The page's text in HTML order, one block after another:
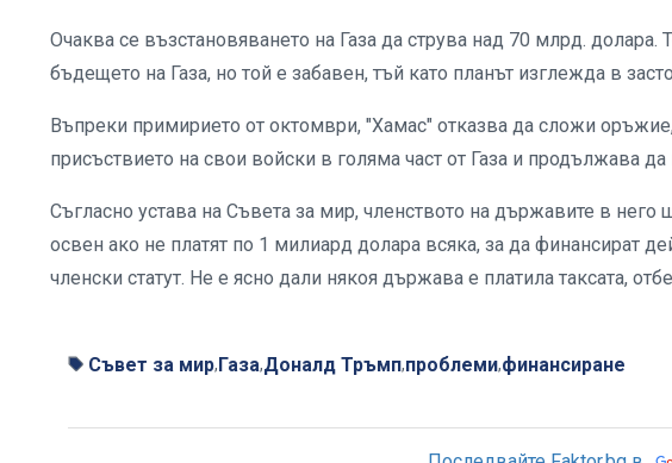
Очаква се възстановяването на Газа да струва над 70 млрд.
бъдещето на Газа, но той е забавен, тъй като планът изглежда в
Въпреки примирието от октомври, "Хамас" отказва да сложи
присъствието на свои войски в голяма част от Газа и продължава
Съгласно устава на Съвета за мир, членството на държавите в
освен ако не платят по 1 милиард долара всяка, за да финансират
членски статут. Не е ясно дали някоя държава е платила таксата,
Съвет за мир,Газа,Доналд Тръмп,проблеми,финансиране